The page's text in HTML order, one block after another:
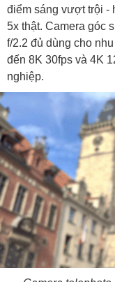
điểm sáng vượt trội -
5x thật. Camera góc
f/2.2 đủ dùng cho
đến 8K 30fps và 4K
nghiệp.